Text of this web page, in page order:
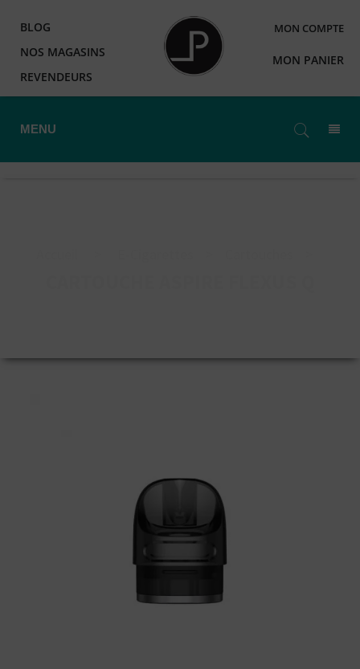
BLOG
NOS MAGASINS
REVENDEURS
MON COMPTE
MON PANIER
MENU